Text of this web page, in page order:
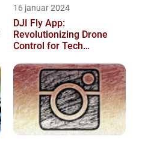
16 januar 2024
DJI Fly App:
Revolutionizing Drone
Control for Tech